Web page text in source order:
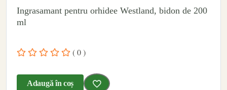
Ingrasamant pentru orhidee Westland, bidon de 200
ml
( 0 )
Adaugă în coș